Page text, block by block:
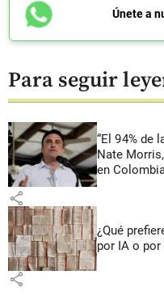
Únete a
Para seguir
“El 94% de
Nate
en
share
¿Qué
por IA o
share